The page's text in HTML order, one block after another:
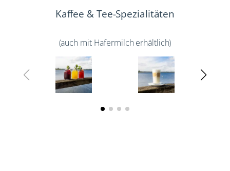
Kaffee & Tee-Spezialitäten
(auch mit Hafermilch erhältlich)